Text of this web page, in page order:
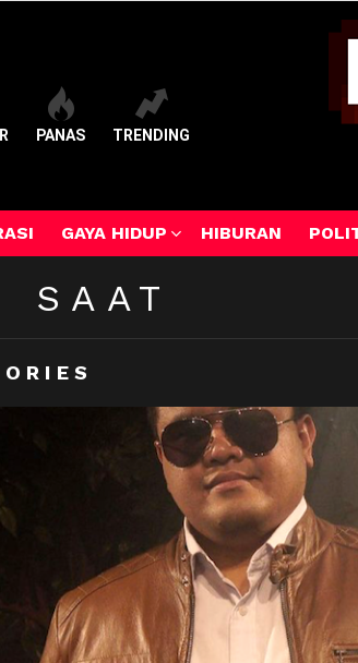
PANAS TRENDING
GAYA HIDUP HIBURAN
SAAT